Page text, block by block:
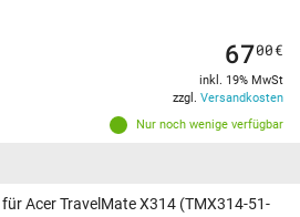
Nur noch wenige verfügbar
6700€
inkl. 19% MwSt
zzgl. Versandkosten
Acer TravelMate X314 (TMX314-51-